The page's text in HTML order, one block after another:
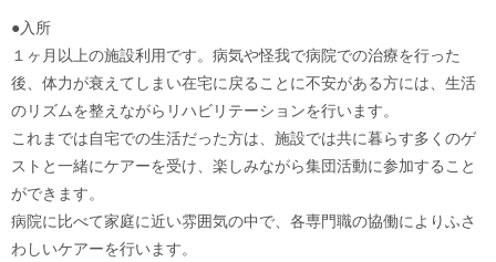
●入所
１ヶ月以上の施設利用です。病気や怪我で病院での治療を行った
後、体力が衰えてしまい在宅に戻ることに不安がある方には、生活
のリズムを整えながらリハビリテーションを行います。
これまでは自宅での生活だった方は、施設では共に暮らす多くのゲ
ストと一緒にケアーを受け、楽しみながら集団活動に参加すること
ができます。
病院に比べて家庭に近い雰囲気の中で、各専門職の協働によりふさ
わしいケアーを行います。